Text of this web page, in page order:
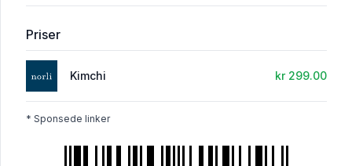
Priser
Kimchi kr 299.00
* Sponsede linker